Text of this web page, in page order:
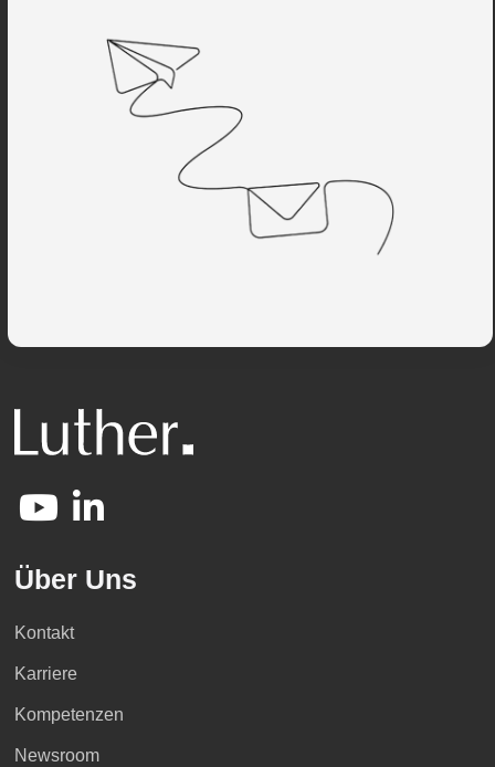
Über Uns
Kontakt
Karriere
Kompetenzen
Newsroom